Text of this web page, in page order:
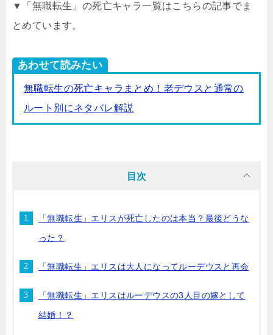
▼「無職転生」の死亡キャラ一覧はこちらの記事でま
とめています。
あわせて読みたい
無職転生の死亡キャラまとめ！老デウスと通常の
ルート別にネタバレ解説
目次
「無職転生」エリスが死亡したのは本当？最後どうな
った？
「無職転生」エリスは大人になってルーデウスと再会
「無職転生」エリスはルーデウスの3人目の嫁として
結婚！？